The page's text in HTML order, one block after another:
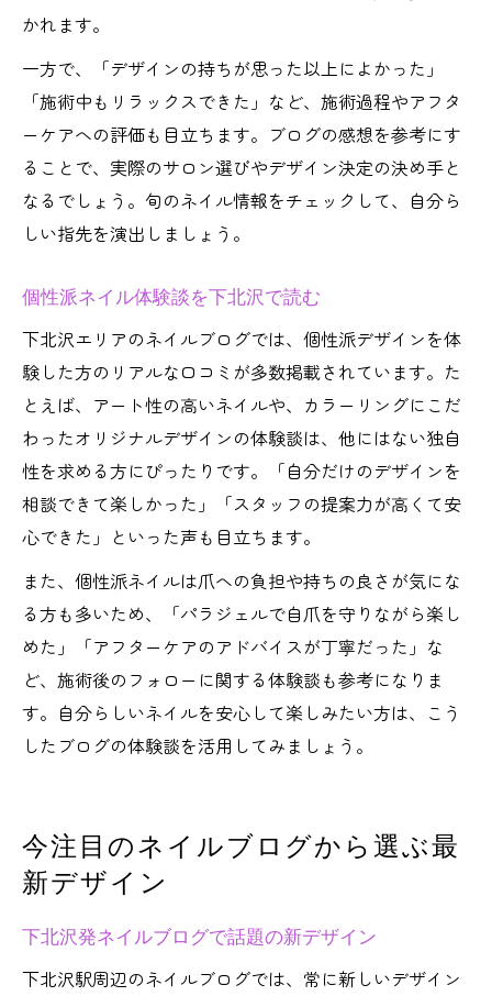
かれます。
一方で、「デザインの持ちが思った以上によかった」
「施術中もリラックスできた」など、施術過程やアフタ
ーケアへの評価も目立ちます。ブログの感想を参考にす
ることで、実際のサロン選びやデザイン決定の決め手と
なるでしょう。旬のネイル情報をチェックして、自分ら
しい指先を演出しましょう。
個性派ネイル体験談を下北沢で読む
下北沢エリアのネイルブログでは、個性派デザインを体
験した方のリアルな口コミが多数掲載されています。た
とえば、アート性の高いネイルや、カラーリングにこだ
わったオリジナルデザインの体験談は、他にはない独自
性を求める方にぴったりです。「自分だけのデザインを
相談できて楽しかった」「スタッフの提案力が高くて安
心できた」といった声も目立ちます。
また、個性派ネイルは爪への負担や持ちの良さが気にな
る方も多いため、「パラジェルで自爪を守りながら楽し
めた」「アフターケアのアドバイスが丁寧だった」な
ど、施術後のフォローに関する体験談も参考になりま
す。自分らしいネイルを安心して楽しみたい方は、こう
したブログの体験談を活用してみましょう。
今注目のネイルブログから選ぶ最
新デザイン
下北沢発ネイルブログで話題の新デザイン
下北沢駅周辺のネイルブログでは、常に新しいデザイン